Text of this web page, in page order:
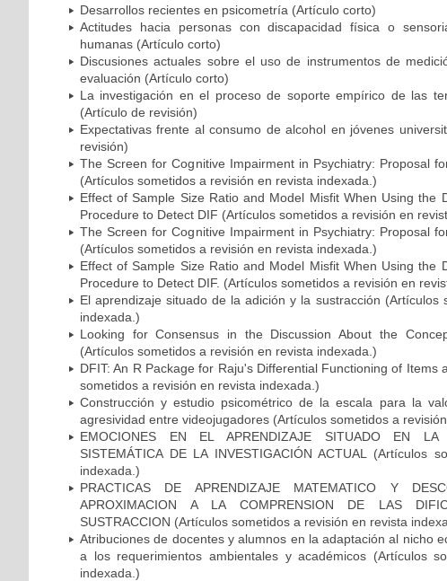
Desarrollos recientes en psicometría (Artículo corto)
Actitudes hacia personas con discapacidad física o
humanas (Artículo corto)
Discusiones actuales sobre el uso de instrumentos de
evaluación (Artículo corto)
La investigación en el proceso de soporte empírico de las
(Artículo de revisión)
Expectativas frente al consumo de alcohol en jóvenes
revisión)
The Screen for Cognitive Impairment in Psychiatry: Proposal
(Artículos sometidos a revisión en revista indexada.)
Effect of Sample Size Ratio and Model Misfit When Using the
Procedure to Detect DIF (Artículos sometidos a revisión en
The Screen for Cognitive Impairment in Psychiatry: Proposal
(Artículos sometidos a revisión en revista indexada.)
Effect of Sample Size Ratio and Model Misfit When Using the
Procedure to Detect DIF. (Artículos sometidos a revisión en
El aprendizaje situado de la adición y la sustracción (Artículos
indexada.)
Looking for Consensus in the Discussion About the
(Artículos sometidos a revisión en revista indexada.)
DFIT: An R Package for Raju's Differential Functioning of Items
sometidos a revisión en revista indexada.)
Construcción y estudio psicométrico de la escala para la
agresividad entre videojugadores (Artículos sometidos a
EMOCIONES EN EL APRENDIZAJE SITUADO EN LA
SISTEMÁTICA DE LA INVESTIGACIÓN ACTUAL (Artículos
indexada.)
PRACTICAS DE APRENDIZAJE MATEMATICO Y
APROXIMACION A LA COMPRENSION DE LAS
SUSTRACCION (Artículos sometidos a revisión en revista
Atribuciones de docentes y alumnos en la adaptación al nicho
a los requerimientos ambientales y académicos (Artículos
indexada.)